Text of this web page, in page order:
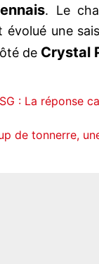
. Le
évolué une
de Crystal
: La réponse
de tonnerre,